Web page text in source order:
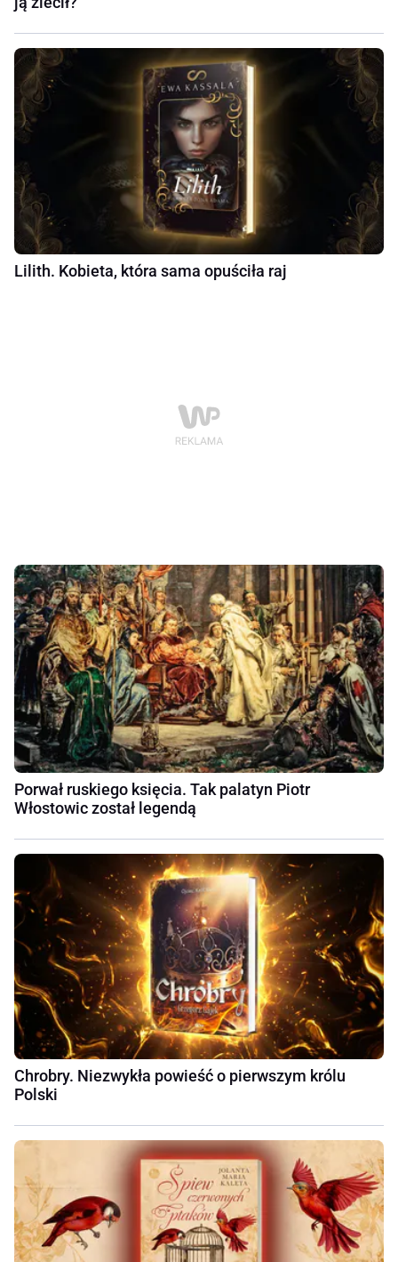
Lilith. Kobieta, która sama opuściła raj
Porwał ruskiego księcia. Tak palatyn Piotr
Włostowic został legendą
Chrobry. Niezwykła powieść o pierwszym królu
Polski